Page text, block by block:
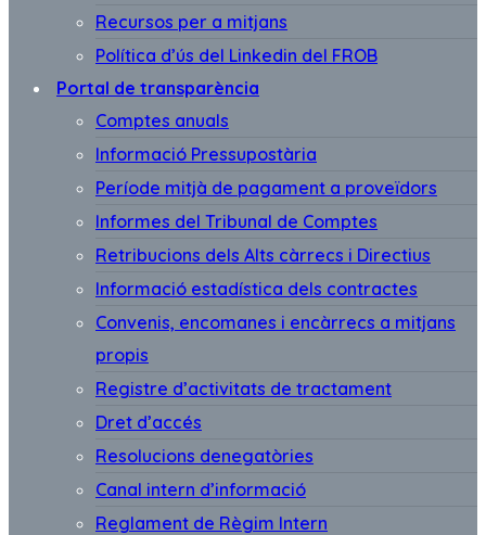
Recursos per a mitjans
Política d’ús del Linkedin del FROB
Portal de transparència
Comptes anuals
Informació Pressupostària
Període mitjà de pagament a proveïdors
Informes del Tribunal de Comptes
Retribucions dels Alts càrrecs i Directius
Informació estadística dels contractes
Convenis, encomanes i encàrrecs a mitjans
propis
Registre d’activitats de tractament
Dret d’accés
Resolucions denegatòries
Canal intern d’informació
Reglament de Règim Intern